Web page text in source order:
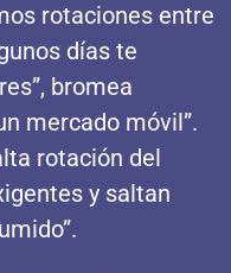
rotaciones entre
días te
bromea
mercado móvil”.
rotación del
y saltan